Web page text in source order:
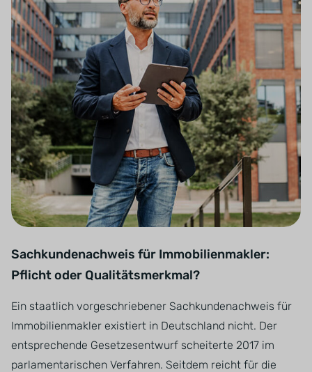
Sachkundenachweis für Immobilienmakler:
Pflicht oder Qualitätsmerkmal?
Ein staatlich vorgeschriebener Sachkundenachweis für
Immobilienmakler existiert in Deutschland nicht. Der
entsprechende Gesetzesentwurf scheiterte 2017 im
parlamentarischen Verfahren. Seitdem reicht für die